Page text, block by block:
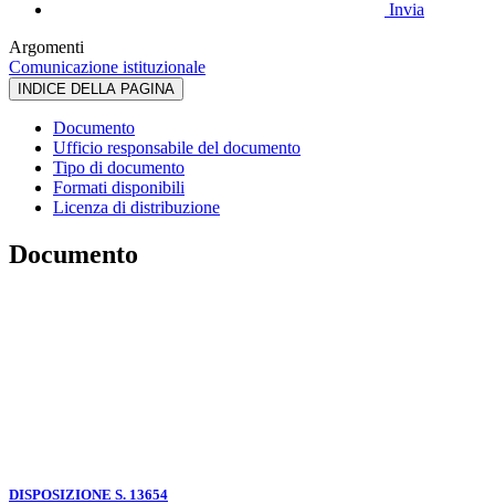
Invia
Argomenti
Comunicazione istituzionale
INDICE DELLA PAGINA
Documento
Ufficio responsabile del documento
Tipo di documento
Formati disponibili
Licenza di distribuzione
Documento
DISPOSIZIONE S. 13654